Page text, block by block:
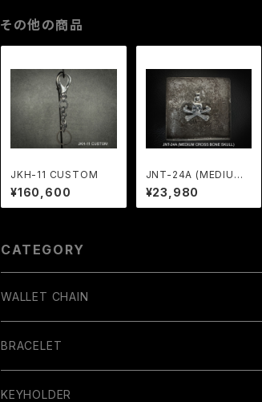
その他の商品
JKH-11 CUSTOM
¥160,600
JNT-24A (MEDIUM
CROSS BONE SKUL
L)
¥23,980
CATEGORY
WALLET CHAIN
BRACELET
BANGLE
KEYHOLDER